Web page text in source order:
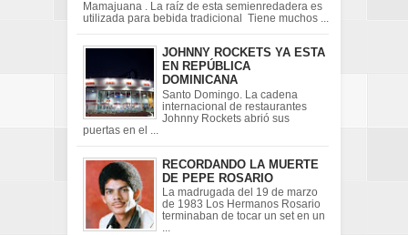
Mamajuana . La raíz de esta semienredadera es
utilizada para bebida tradicional Tiene muchos ...
JOHNNY ROCKETS YA ESTA
EN REPÚBLICA
DOMINICANA
Santo Domingo. La cadena
internacional de restaurantes
Johnny Rockets abrió sus
puertas en el ...
RECORDANDO LA MUERTE
DE PEPE ROSARIO
La madrugada del 19 de marzo
de 1983 Los Hermanos Rosario
terminaban de tocar un set en un
...